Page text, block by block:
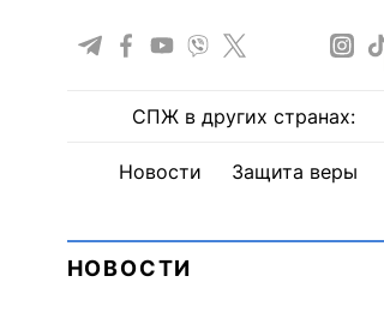
СПЖ в других странах:
Новости Защита веры
НОВОСТИ